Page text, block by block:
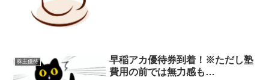
株主優待
早稲アカ優待券到着！※ただし塾
費用の前では無力感も…